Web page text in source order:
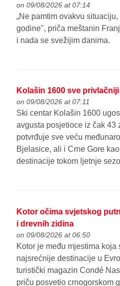
on 09/08/2026 at 07:14
„Ne pamtim ovakvu
godine", priča meštanin
i nada se svežijim danima.
Kolašin 1600 sve
on 09/08/2026 at 07:11
Ski centar Kolašin 1600
avgusta posjetioce iz čak 43
potvrđuje sve veću
Bjelasice, ali i Crne Gore
destinacije tokom ljetnje
Kotor očima svjetskog
i drevnih zidina
on 09/08/2026 at 06:50
Kotor je među mjestima koja
najsrećnije destinacije u
turistički magazin Condé
priču posvetio crnogorskom